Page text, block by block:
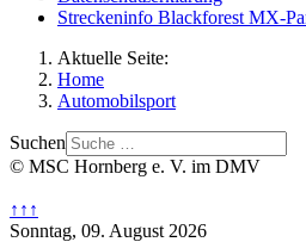
Streckeninfo Blackforest MX-
Aktuelle Seite:
Home
Automobilsport
Suchen
© MSC Hornberg e. V. im DMV
↑↑↑
Sonntag, 09. August 2026